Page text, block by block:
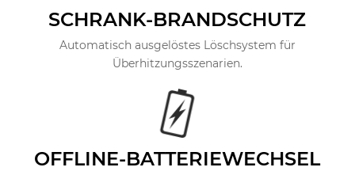
SCHRANK-BRANDSCHUTZ
Automatisch ausgelöstes Löschsystem für
Überhitzungsszenarien.
OFFLINE-BATTERIEWECHSEL